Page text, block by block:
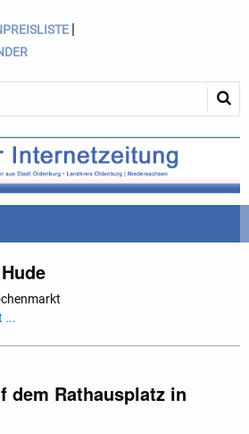
|
...
dem Rathausplatz in